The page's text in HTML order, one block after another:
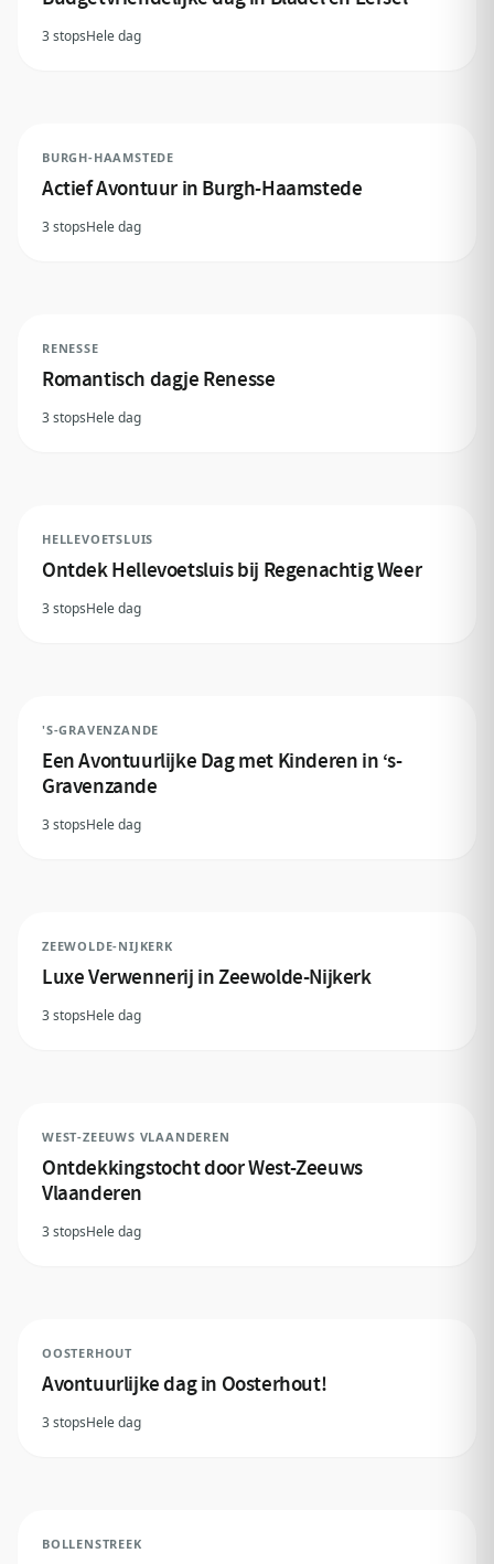
3 stopsHele dag
BURGH-HAAMSTEDE
Actief Avontuur in Burgh-Haamstede
3 stopsHele dag
RENESSE
Romantisch dagje Renesse
3 stopsHele dag
HELLEVOETSLUIS
Ontdek Hellevoetsluis bij Regenachtig Weer
3 stopsHele dag
'S-GRAVENZANDE
Een Avontuurlijke Dag met Kinderen in ‘s-
Gravenzande
3 stopsHele dag
ZEEWOLDE-NIJKERK
Luxe Verwennerij in Zeewolde-Nijkerk
3 stopsHele dag
WEST-ZEEUWS VLAANDEREN
Ontdekkingstocht door West-Zeeuws
Vlaanderen
3 stopsHele dag
OOSTERHOUT
Avontuurlijke dag in Oosterhout!
3 stopsHele dag
BOLLENSTREEK